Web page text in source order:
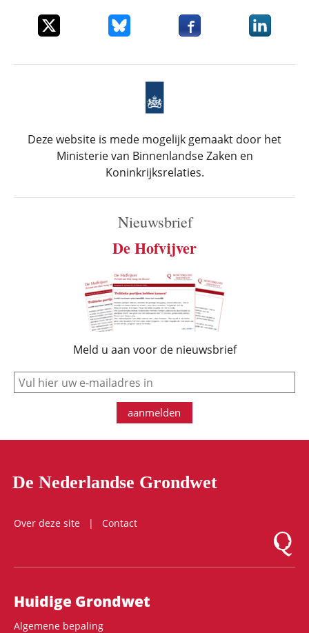
Deel dit item op XDeel dit item op Bluesky
Deel dit item opDeel dit
Deze website is mede mogelijk gemaakt door het
Ministerie van Binnenlandse Zaken en
Koninkrijksrelaties.
Nieuwsbrief
De Hofvijver
Meld u aan voor de nieuwsbrief
e-mail
aanmelden
De Nederlandse Grondwet
Over deze site
Contact
Logo
Hoofdnavigatie
Huidige Grondwet
Algemene bepaling